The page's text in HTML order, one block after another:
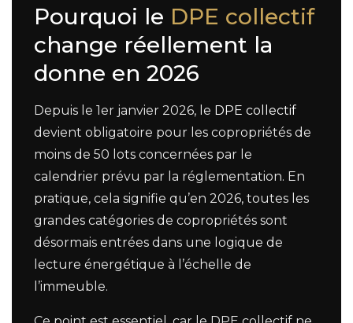
Pourquoi le DPE collectif
change réellement la
donne en 2026
Depuis le 1er janvier 2026, le DPE collectif
devient obligatoire pour les copropriétés de
moins de 50 lots concernées par le
calendrier prévu par la réglementation. En
pratique, cela signifie qu’en 2026, toutes les
grandes catégories de copropriétés sont
désormais entrées dans une logique de
lecture énergétique à l’échelle de
l’immeuble.